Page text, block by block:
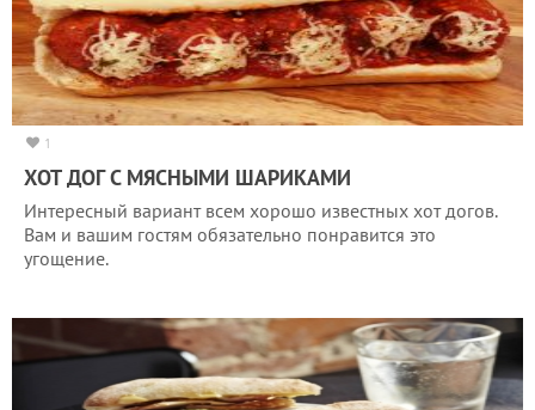
1
ХОТ ДОГ С МЯСНЫМИ ШАРИКАМИ
Интересный вариант всем хорошо известных хот догов.
Вам и вашим гостям обязательно понравится это
угощение.